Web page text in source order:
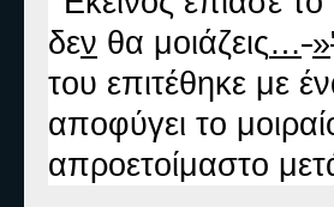
δεν θα μοιάζεις…-»
του επιτέθηκε με
αποφύγει το
απροετοίμαστο